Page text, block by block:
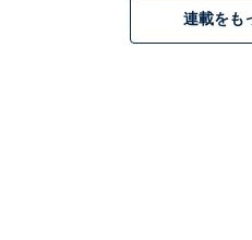
■ワセリン（化粧品・医薬品
連載をも